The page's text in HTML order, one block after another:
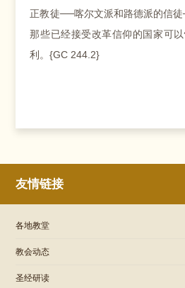
正教徒──喀尔文派和路德派的信
那些已经接受改革信仰的国家可
利。{GC 244.2}
友情链接
各地教堂
教会动态
圣经研读